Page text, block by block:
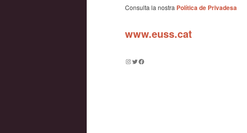
Consulta la nostra Política de Privadesa
www.euss.cat
Instagram
TwitterFacebook